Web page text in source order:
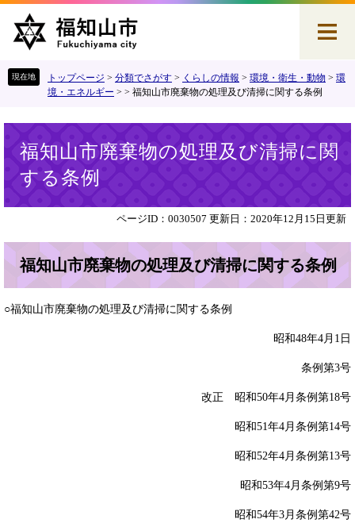
す
し
トップページ > 分類でさがす > くらしの情報 > 環境・衛生・動物 > 環
境・エネルギー > > 福知山市廃棄物の処理及び清掃に関する条例
福知山市廃棄物の処理及び清掃に関
する条例
ページID：0030507 更新日：2020年12月15日更新
福知山市廃棄物の処理及び清掃に関する条例
○福知山市廃棄物の処理及び清掃に関する条例
昭和48年4月1日
条例第3号
改正 昭和50年4月条例第18号
昭和51年4月条例第14号
昭和52年4月条例第13号
昭和53年4月条例第9号
昭和54年3月条例第42号